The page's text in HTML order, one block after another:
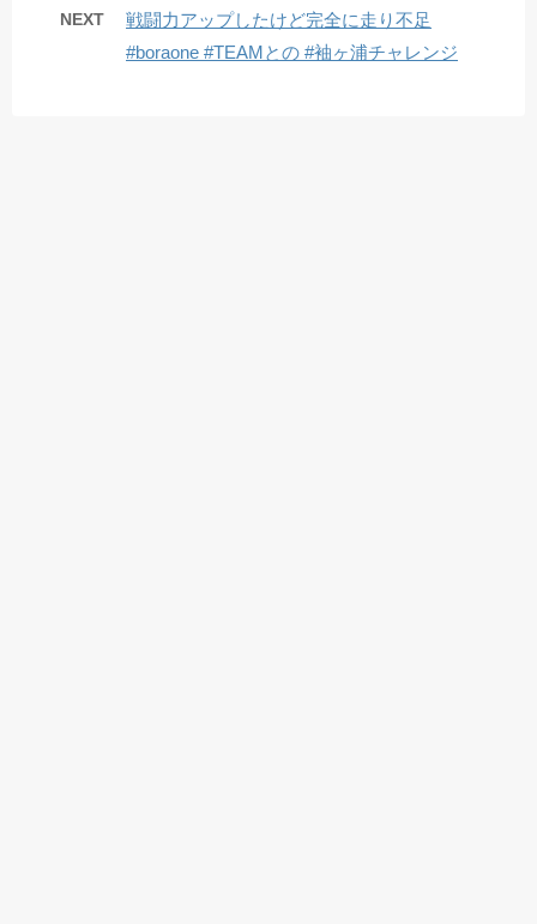
NEXT
戦闘力アップしたけど完全に走り不足
#boraone #TEAMとの #袖ヶ浦チャレンジ